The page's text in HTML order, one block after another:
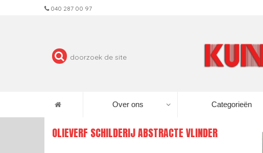
040 287 00 97
Over ons Categorieën
OLIEVERF SCHILDERIJ ABSTRACTE VLINDER